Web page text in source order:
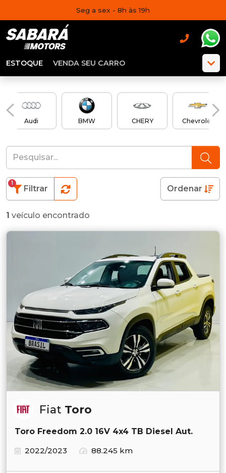
Seg a sex - 8h às 19h
ESTOQUE VENDA SEU CARRO
Audi BMW CHERY Chevrolet
Filtrar
1
Ordenar
1 veículo encontrado
Fiat Toro
Toro Freedom 2.0 16V 4x4 TB Diesel Aut.
2022/2023
88.245 km